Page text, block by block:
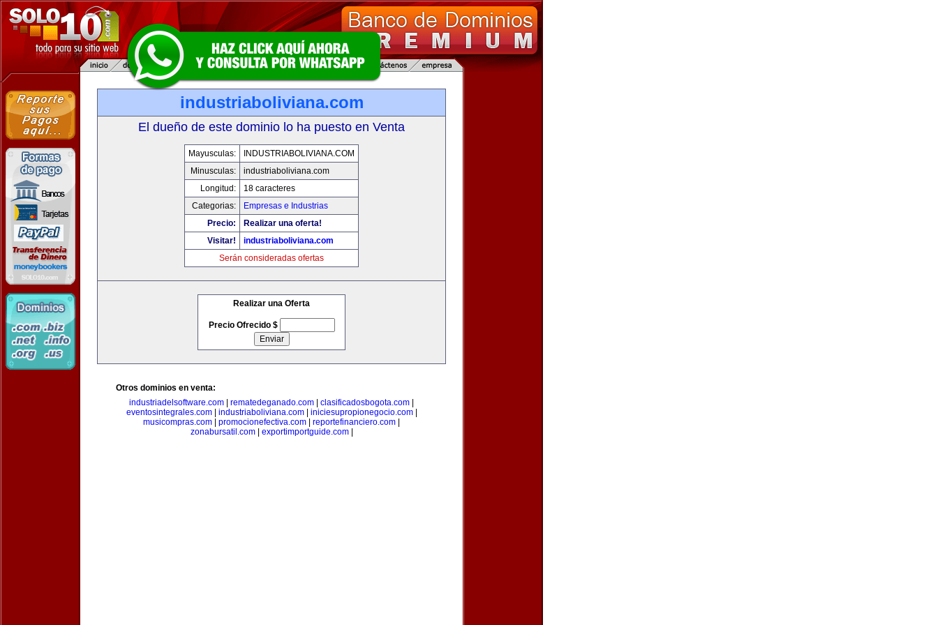
industriaboliviana.com
El dueño de este dominio lo ha puesto en Venta
Mayusculas:
INDUSTRIABOLIVIANA.COM
Minusculas:
industriaboliviana.com
Longitud:
18 caracteres
Categorias:
Empresas e Industrias
Precio:
Realizar una oferta!
Visitar!
industriaboliviana.com
Serán consideradas ofertas
Realizar una Oferta
Precio Ofrecido $
Otros dominios en venta:
industriadelsoftware.com
rematedeganado.com clasificadosbogota.com
eventosintegrales.com| industriaboliviana.com| iniciesupropionegocio.com|
musicompras.com
promocionefectiva.com reportefinanciero.com
zonabursatil.com| exportimportguide.com|